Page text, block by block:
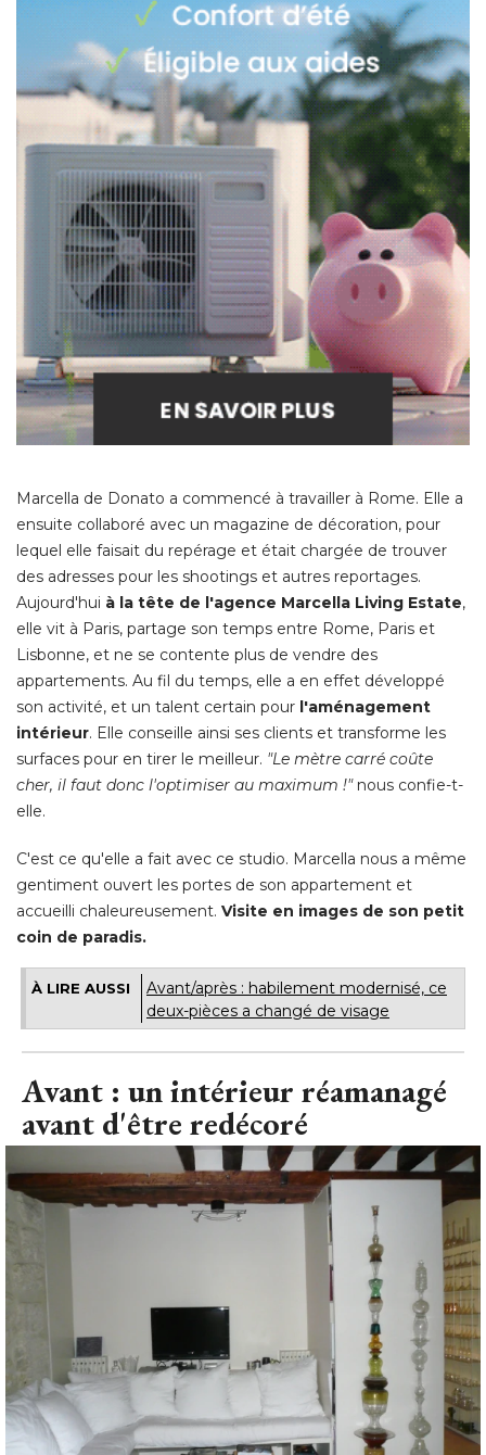
Marcella de Donato a commencé à travailler à Rome. Elle a
ensuite collaboré avec un magazine de décoration, pour
lequel elle faisait du repérage et était chargée de trouver
des adresses pour les shootings et autres reportages.
Aujourd'hui à la tête de l'agence Marcella Living Estate,
elle vit à Paris, partage son temps entre Rome, Paris et
Lisbonne, et ne se contente plus de vendre des
appartements. Au fil du temps, elle a en effet développé
son activité, et un talent certain pour l'aménagement
intérieur. Elle conseille ainsi ses clients et transforme les
surfaces pour en tirer le meilleur. "Le mètre carré coûte
cher, il faut donc l'optimiser au maximum !" nous confie-t-
elle.
C'est ce qu'elle a fait avec ce studio. Marcella nous a même
gentiment ouvert les portes de son appartement et
accueilli chaleureusement. Visite en images de son petit
coin de paradis.
À LIRE AUSSI
Avant/après : habilement modernisé, ce
deux-pièces a changé de visage
Avant : un intérieur réamanagé
avant d'être redécoré